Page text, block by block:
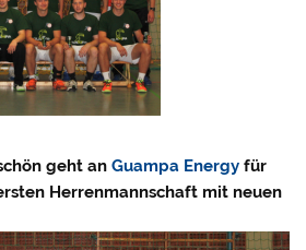
geht anGuampa Energy für
Herrenmannschaft mit neuen